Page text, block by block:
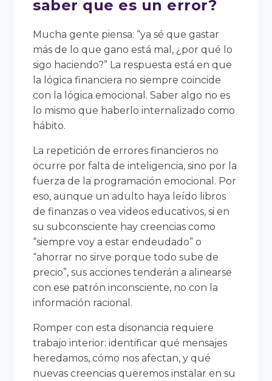
saber que es un error?
Mucha gente piensa: “ya sé que gastar
más de lo que gano está mal, ¿por qué lo
sigo haciendo?” La respuesta está en que
la lógica financiera no siempre coincide
con la lógica emocional. Saber algo no es
lo mismo que haberlo internalizado como
hábito.
La repetición de errores financieros no
ocurre por falta de inteligencia, sino por la
fuerza de la programación emocional. Por
eso, aunque un adulto haya leído libros
de finanzas o vea videos educativos, si en
su subconsciente hay creencias como
“siempre voy a estar endeudado” o
“ahorrar no sirve porque todo sube de
precio”, sus acciones tenderán a alinearse
con ese patrón inconsciente, no con la
información racional.
Romper con esta disonancia requiere
trabajo interior: identificar qué mensajes
heredamos, cómo nos afectan, y qué
nuevas creencias queremos instalar en su